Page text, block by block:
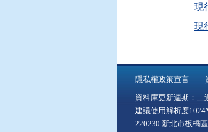
現
現
隱私權政策宣言
資料庫更新週期：二
建議使用解析度
220230 新北市板橋